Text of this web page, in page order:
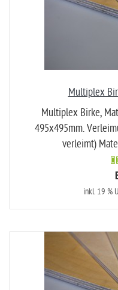
Multiplex
Multiplex Birke,
495x495mm.
verleimt)
inkl. 19 %